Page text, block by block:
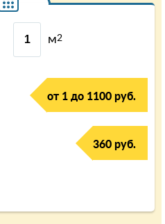
м2
от 1 до 1100 руб.
360 руб.